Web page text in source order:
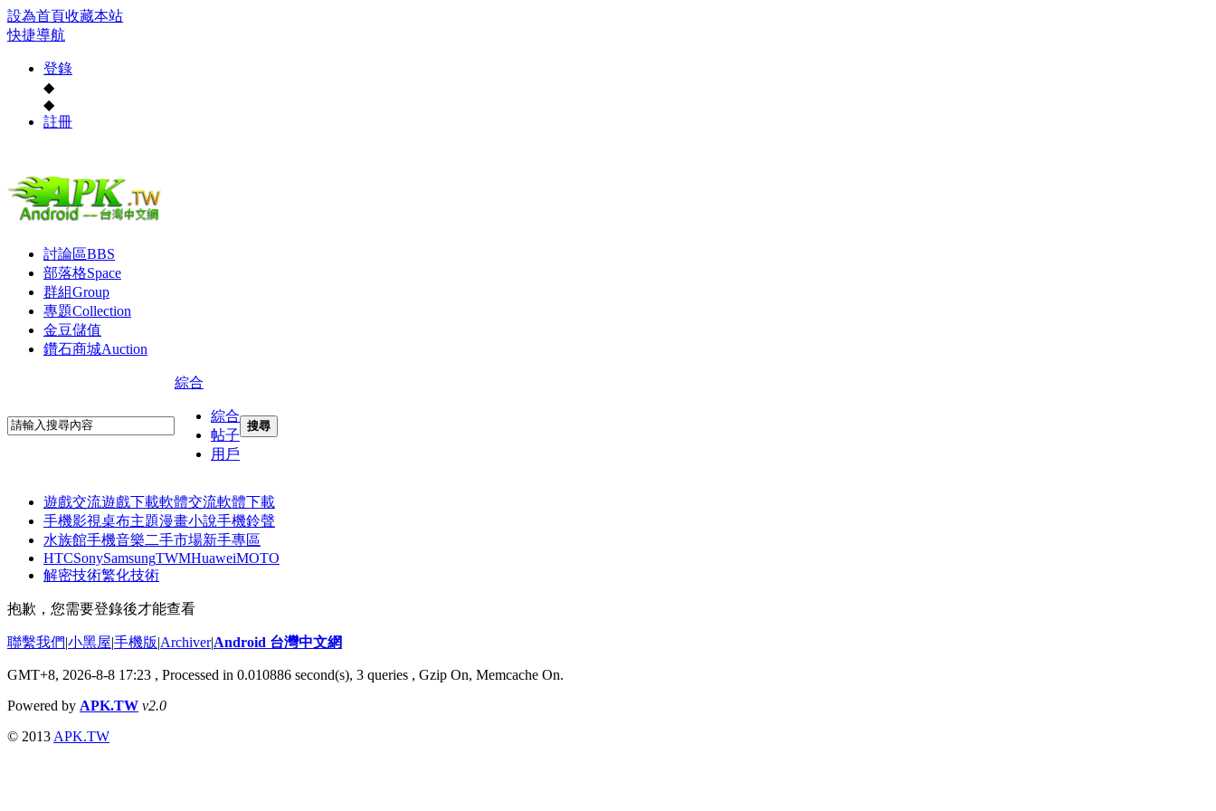
設為首頁收藏本站
快捷導航
登錄
◆
◆
註冊
討論區BBS
部落格Space
群組Group
專題Collection
金豆儲值
鑽石商城Auction
綜合
綜合
帖子
用戶
搜尋
遊戲交流遊戲下載軟體交流軟體下載
手機影視桌布主題漫畫小說手機鈴聲
水族館手機音樂二手市場新手專區
HTCSonySamsungTWMHuaweiMOTO
解密技術繁化技術
抱歉，您需要登錄後才能查看
聯繫我們|小黑屋|手機版|Archiver|Android 台灣中文網
GMT+8, 2026-8-8 17:23 , Processed in 0.010886 second(s), 3 queries , Gzip On, Memcache On.
Powered by APK.TW v2.0
© 2013 APK.TW